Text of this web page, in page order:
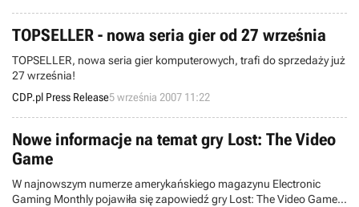
TOPSELLER - nowa seria gier od 27 września
TOPSELLER, nowa seria gier komputerowych, trafi do sprzedaży już
27 września!
CDP.pl Press Release5 września 2007 11:22
Nowe informacje na temat gry Lost: The Video
Game
W najnowszym numerze amerykańskiego magazynu Electronic
Gaming Monthly pojawiła się zapowiedź gry Lost: The Video Game –